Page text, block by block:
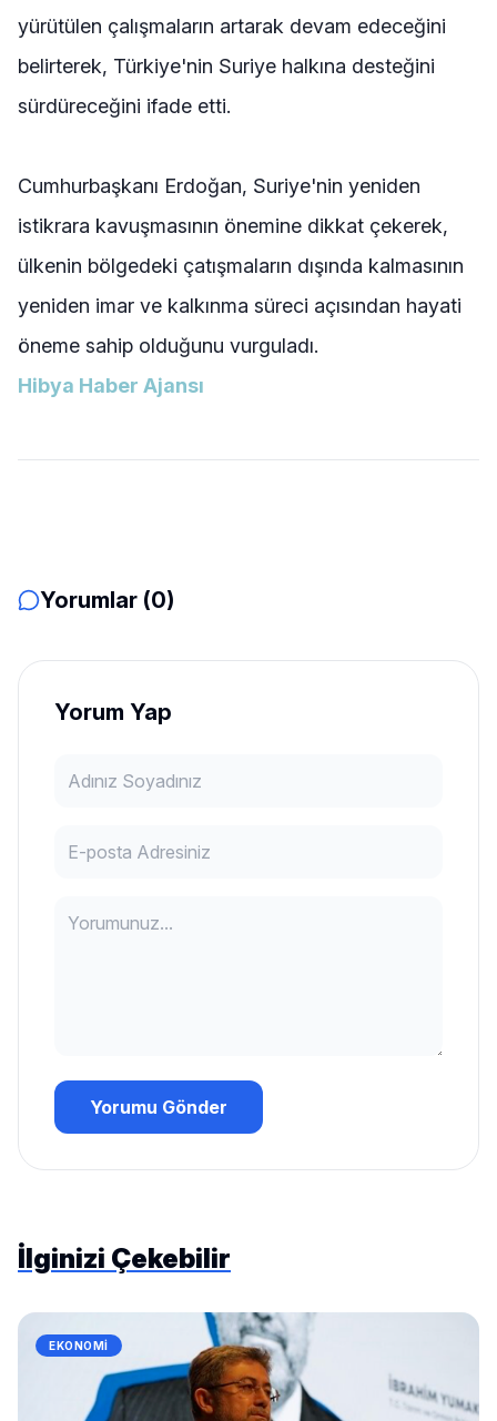
yürütülen çalışmaların artarak devam edeceğini
belirterek, Türkiye'nin Suriye halkına desteğini
sürdüreceğini ifade etti.
Cumhurbaşkanı Erdoğan, Suriye'nin yeniden
istikrara kavuşmasının önemine dikkat çekerek,
ülkenin bölgedeki çatışmaların dışında kalmasının
yeniden imar ve kalkınma süreci açısından hayati
öneme sahip olduğunu vurguladı.
Hibya Haber Ajansı
Yorumlar (0)
Yorum Yap
Yorumu Gönder
İlginizi Çekebilir
EKONOMI